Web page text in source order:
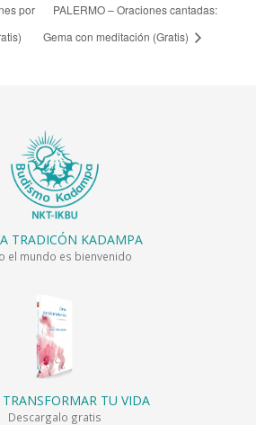
por
PALERMO – Oraciones cantadas:
Gema con meditación (Gratis)
TRADICÓN KADAMPA
el mundo es bienvenido
TU VIDA
Descargalo gratis